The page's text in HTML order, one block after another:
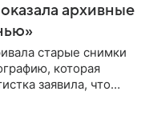
архивные
старые снимки
которая
заявила, что